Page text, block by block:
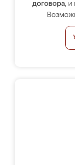
договора, и